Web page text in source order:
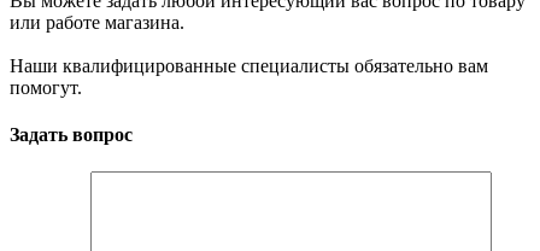
или работе магазина.
Наши квалифицированные специалисты обязательно вам
помогут.
Задать вопрос